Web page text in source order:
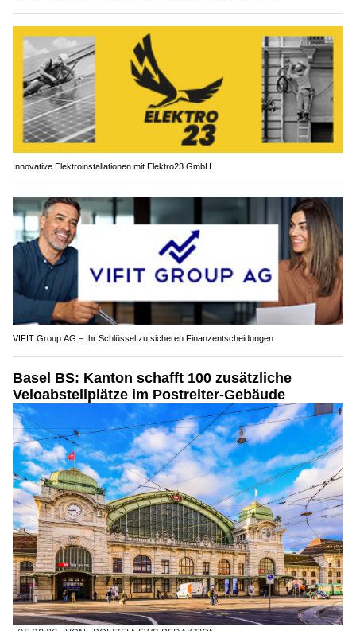
Innovative Elektroinstallationen mit Elektro23 GmbH
VIFIT Group AG – Ihr Schlüssel zu sicheren Finanzentscheidungen
Basel BS: Kanton schafft 100 zusätzliche
Veloabstellplätze im Postreiter-Gebäude